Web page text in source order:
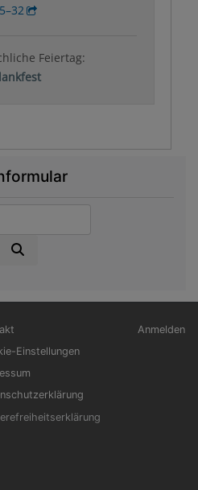
Feiertag:
Einstellungen
Anmelden